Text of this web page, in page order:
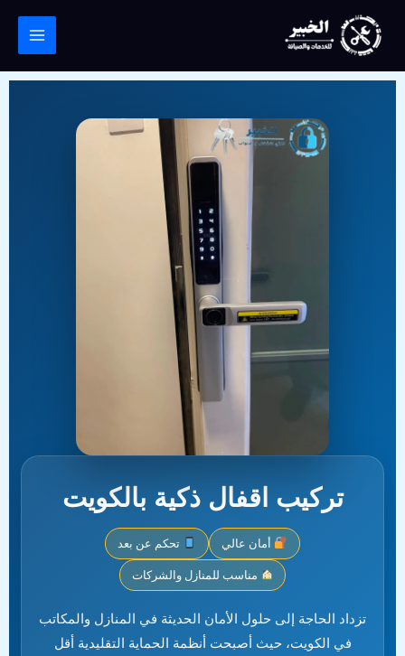
المحتوى
تركيب اقفال ذكية بالكويت
أمان عالي
تحكم عن بعد
مناسب للمنازل والشركات
تزداد الحاجة إلى حلول الأمان الحديثة في المنازل والمكاتب
في الكويت، حيث أصبحت أنظمة الحماية التقليدية أقل